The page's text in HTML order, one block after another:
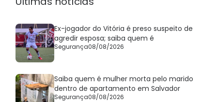
Ex-jogador do Vitória é preso suspeito de
agredir esposa; saiba quem é
Segurança08/08/2026
Saiba quem é mulher morta pelo marido
dentro de apartamento em Salvador
Segurança08/08/2026